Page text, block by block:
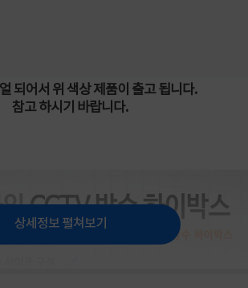
되어서 위 색상 제품이 출고 됩니다.
참고 하시기 바랍니다.
상세정보 펼쳐보기